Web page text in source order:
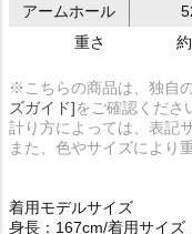
アームホール
重さ
※こちらの商品は、独自
ズガイド]をご確認くださ
計り方によっては、表記
また、色やサイズにより
着用モデルサイズ
身長：167cm/着用サイズ